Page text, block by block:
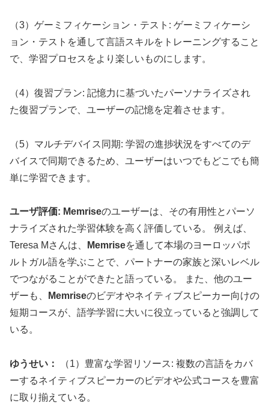
（3）ゲーミフィケーション・テスト: ゲーミフィケーシ
ョン・テストを通して言語スキルをトレーニングすること
で、学習プロセスをより楽しいものにします。
（4）復習プラン: 記憶力に基づいたパーソナライズされ
た復習プランで、ユーザーの記憶を定着させます。
（5）マルチデバイス同期: 学習の進捗状況をすべてのデ
バイスで同期できるため、ユーザーはいつでもどこでも簡
単に学習できます。
ユーザ評価: Memriseのユーザーは、その有用性とパーソ
ナライズされた学習体験を高く評価している。 例えば、
Teresa Mさんは、
Memriseを通して本場のヨーロッパポ
ルトガル語を学ぶことで、パートナーの家族と深いレベル
でつながることができたと語っている。 また、他のユー
ザーも、
Memriseのビデオやネイティブスピーカー向けの
短期コースが、語学学習に大いに役立っていると強調して
いる。
ゆうせい：
（1）豊富な学習リソース: 複数の言語をカバ
ーするネイティブスピーカーのビデオや公式コースを豊富
に取り揃えている。